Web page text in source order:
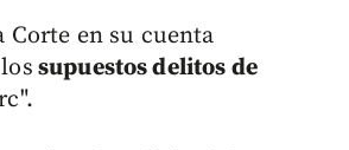
en su cuenta
supuestos delitos de